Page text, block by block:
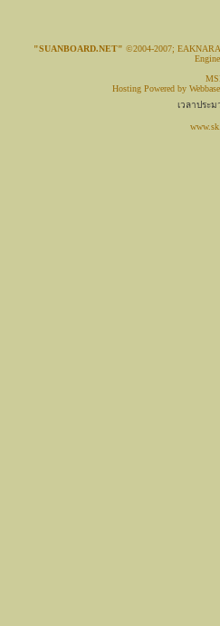
"SUANBOARD.NET" ©2004-2007;
Hosting Powered by
เวลาประม